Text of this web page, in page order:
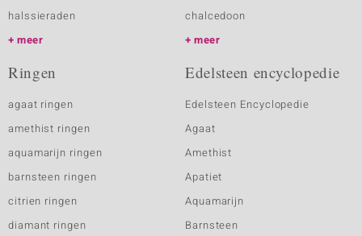
halssieraden
meer
chalcedoon
meer
Ringen
agaat ringen
amethist ringen
aquamarijn ringen
barnsteen ringen
citrien ringen
diamant ringen
Edelsteen encyclopedie
Edelsteen Encyclopedie
Agaat
Amethist
Apatiet
Aquamarijn
Barnsteen